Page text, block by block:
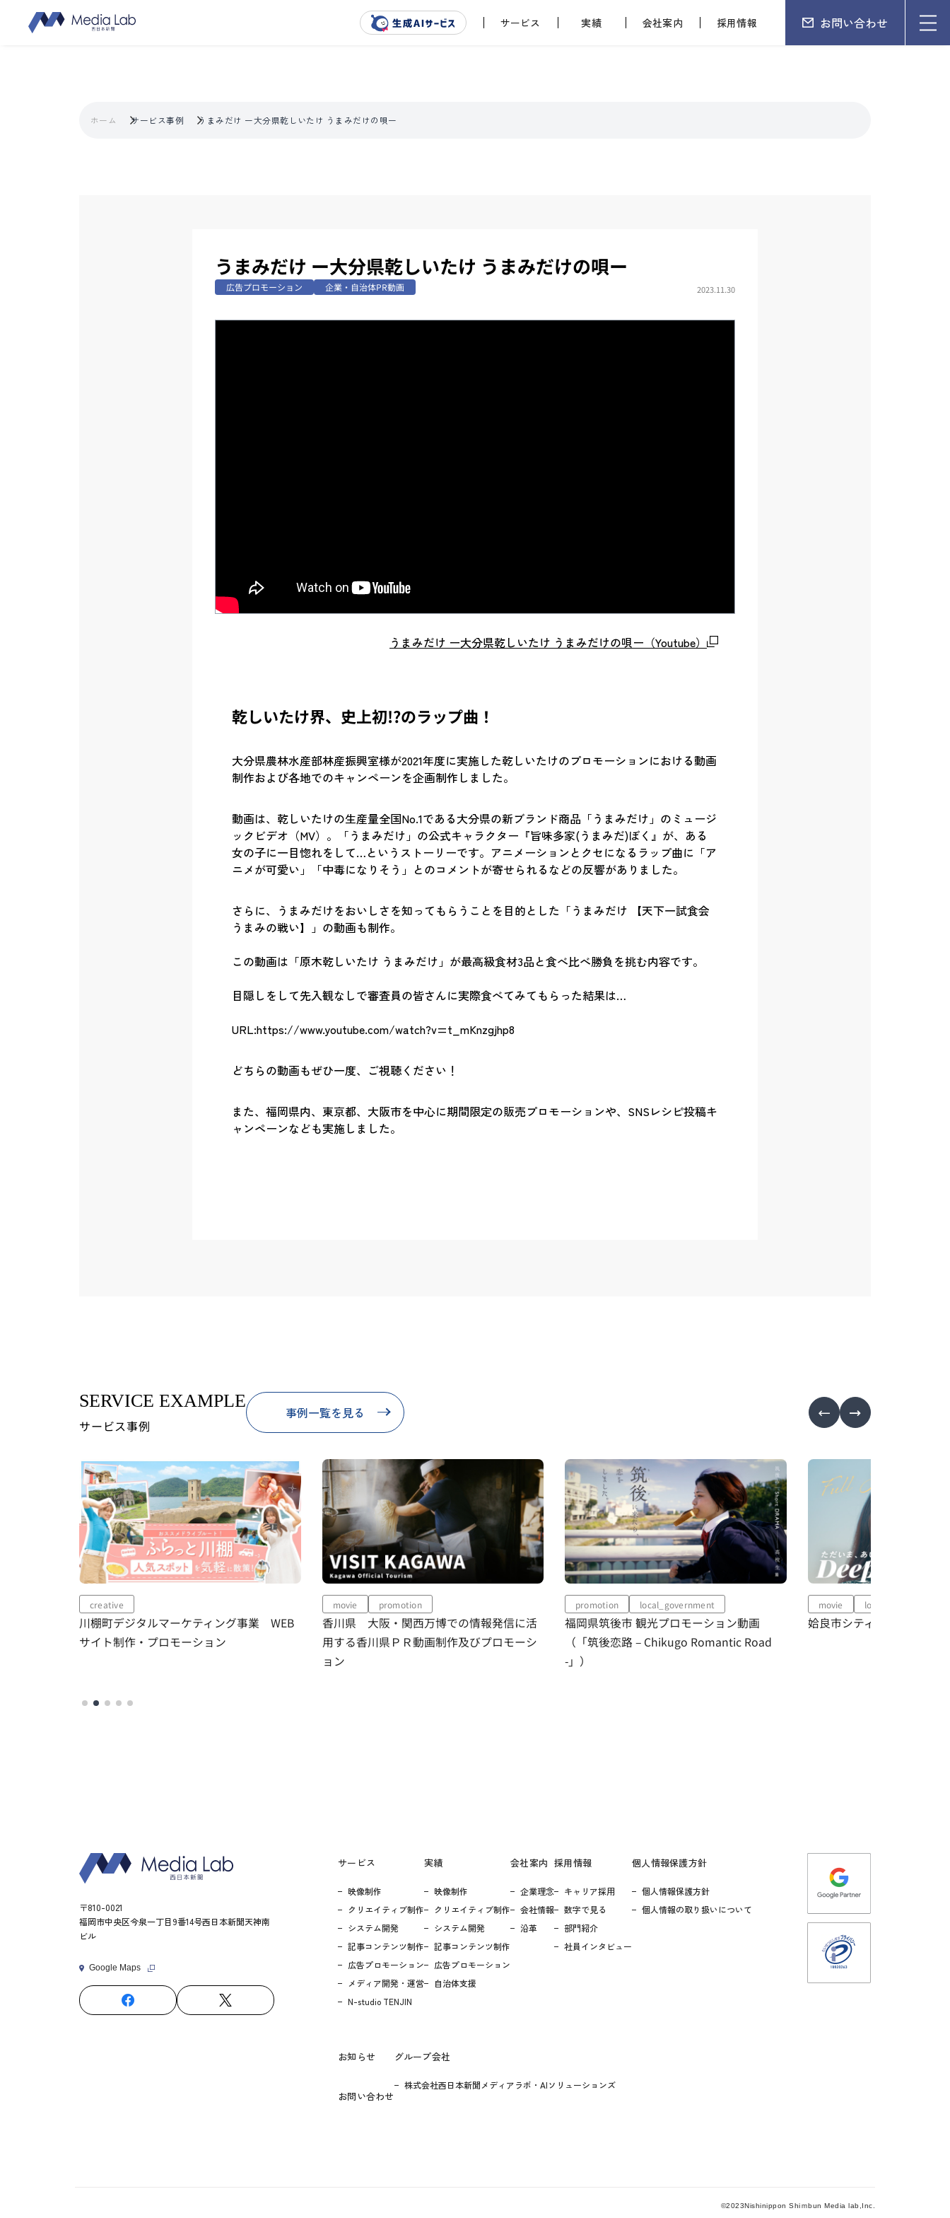
サービス 実績 会社案内 採用情報 お問い合わせ
ホーム サービス事例 うまみだけ ー大分県乾しいたけ うまみだけの唄ー
うまみだけ ー大分県乾しいたけ うまみだけの唄ー
広告プロモーション 企業・自治体PR動画 2023.11.30
うまみだけ ー大分県乾しいたけ うまみだけの唄ー（Youtube）
乾しいたけ界、史上初!?のラップ曲！
大分県農林水産部林産振興室様が2021年度に実施した乾しいたけのプロモーションにおける動画
制作および各地でのキャンペーンを企画制作しました。
動画は、乾しいたけの生産量全国No.1である大分県の新ブランド商品「うまみだけ」のミュージ
ックビデオ（MV）。「うまみだけ」の公式キャラクター『旨味多家(うまみだ)ぼく』が、ある
女の子に一目惚れをして…というストーリーです。アニメーションとクセになるラップ曲に「ア
ニメが可愛い」「中毒になりそう」とのコメントが寄せられるなどの反響がありました。
さらに、うまみだけをおいしさを知ってもらうことを目的とした「うまみだけ 【天下一試食会
うまみの戦い】」の動画も制作。
この動画は「原木乾しいたけ うまみだけ」が最高級食材3品と食べ比べ勝負を挑む内容です。
目隠しをして先入観なしで審査員の皆さんに実際食べてみてもらった結果は…
URL:https://www.youtube.com/watch?v=t_mKnzgjhp8
どちらの動画もぜひ一度、ご視聴ください！
また、福岡県内、東京都、大阪市を中心に期間限定の販売プロモーションや、SNSレシピ投稿キ
ャンペーンなども実施しました。
SERVICE EXAMPLE
サービス事例
事例一覧を見る
川棚町デジタルマーケティング事業 WEB
サイト制作・プロモーション
promotion
香川県 大阪・関西万博での情報発信に活
用する香川県ＰＲ動画制作及びプロモーシ
local_government
福岡県筑後市 観光プロモーション動画
（「筑後恋路 – Chikugo Romantic Road
local_government
姶良市シティプロモーション動画制
〒810-0021
福岡市中央区今泉一丁目9番14号西日本新聞天神南
ビル
Google Maps
サービス
映像制作
クリエイティブ制作
システム開発
記事コンテンツ制作
広告プロモーション
メディア開発・運営
N-studio TENJIN
実績
映像制作
クリエイティブ制作
システム開発
記事コンテンツ制作
広告プロモーション
自治体支援
会社案内
企業理念
会社情報
沿革
採用情報
キャリア採用
数字で見る
部門紹介
社員インタビュー
個人情報保護方針
個人情報保護方針
個人情報の取り扱いについて
お知らせ
お問い合わせ
グループ会社
株式会社西日本新聞メディアラボ・AIソリューションズ
©2023Nishinippon Shiｍbun Media lab,Inc.